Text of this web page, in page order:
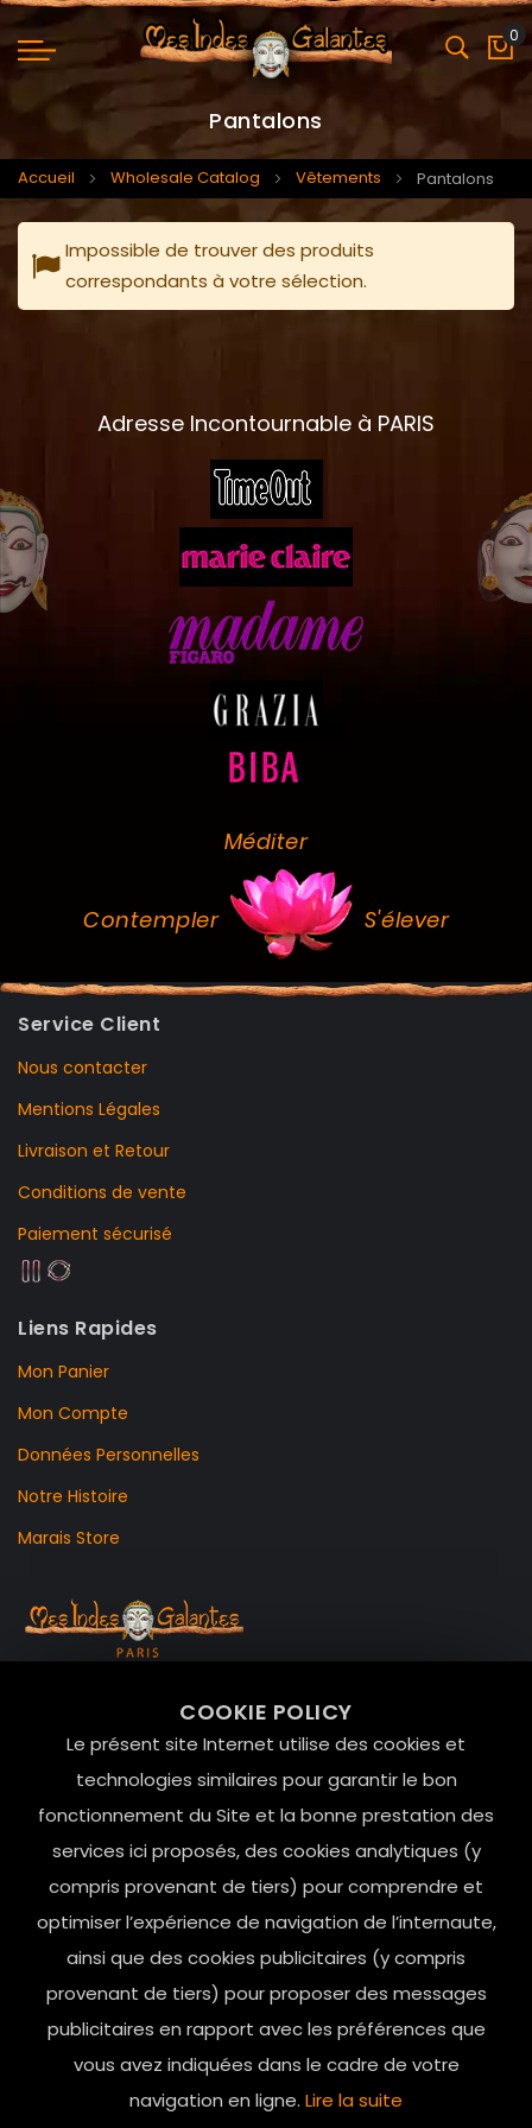
COOKIE POLICY
Le présent site Internet utilise des cookies et
technologies similaires pour garantir le bon
fonctionnement du Site et la bonne prestation des
services ici proposés, des cookies analytiques (y
compris provenant de tiers) pour comprendre et
optimiser l’expérience de navigation de l’internaute,
ainsi que des cookies publicitaires (y compris
provenant de tiers) pour proposer des messages
publicitaires en rapport avec les préférences que
vous avez indiquées dans le cadre de votre
navigation en ligne. Lire la suite
0
Pantalons
Accueil Wholesale Catalog Vêtements Pantalons
Impossible de trouver des produits
correspondants à votre sélection.
Adresse Incontournable à PARIS
Méditer
Contempler S'élever
Service Client
Nous contacter
Mentions Légales
Livraison et Retour
Conditions de vente
Paiement sécurisé
Liens Rapides
Mon Panier
Mon Compte
Données Personnelles
Notre Histoire
Marais Store
Le Marais, 75004 Paris
contact@mesindesgalantes.com
01.42.72.42.51